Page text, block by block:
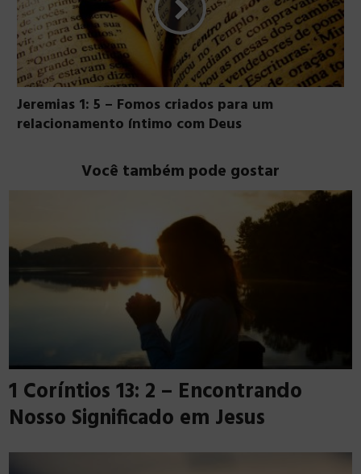
Jeremias 1: 5 – Fomos criados para um
relacionamento íntimo com Deus
Você também pode gostar
1 Coríntios 13: 2 – Encontrando
Nosso Significado em Jesus